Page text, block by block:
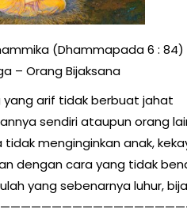
(Dhammapada 6 : 84)
– Orang Bijaksana
yang arif tidak berbuat jahat
sendiri ataupun orang
tidak menginginkan anak,
dengan cara yang tidak
yang sebenarnya luhur,